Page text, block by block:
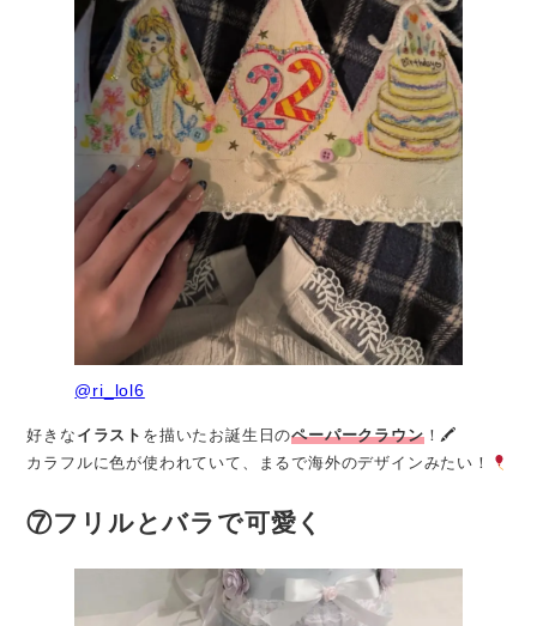
@ri_lol6
好きな イラスト を描いたお誕生日のペーパークラウン！🖍
カラフルに色が使われていて、まるで海外のデザインみたい！
⑦フリルとバラで可愛く